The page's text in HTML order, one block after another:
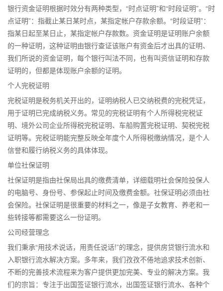
银行资金证明根据时效分有两种类型，“时点证明”和“时段证明”。“时
点证明”：指截止某日某时点，某指定帐户存款余额。“时段证明”：
指某日起至某日止，某指定帐户存款数。资金证明是证明账户余额
的一种证明，这种证明由银行查证该账户有资金后才出具的证明、
我们所说的资金证明，每个银行叫法不同，也有叫资信证明和存款
证明的，但都是体现账户余额的证明。
个人完税证明
完税证明是税务机关开出的，证明纳税人已交纳税费的完税凭证，
用于证明已完成纳税义务。常见的完税证明有个人所得税完税证
明、境外公司企业所得税完税证明、车船购置完税证明、契税完税
证明等。完税证明能完整反映全年度个人所得税缴纳情况，是个人
信誉和履行纳税义务的具体体现。
单位社保证明
社保证明是指由社保局出具的缴费清单，详细载明社会保险投保人
的电脑号、身份号、参保起止时间及缴费金额。社保证明必须由社
会保险。社保证明是很重要的材料之一，像是子女教育、养老和一
些转接等都需要这么一份证明。
公司经营理念
我们秉承“用技术说话，用责任说话!”的理念，提供房贷银行流水和
入职银行流水解决方案。多年来，我们孜孜不倦地追求技术创新、
不断的完善技术流程来为客户提供更加完美、专业的解决方案。我
们的宗旨：专注于出国签证银行流水，出国签证银行流水、各种个